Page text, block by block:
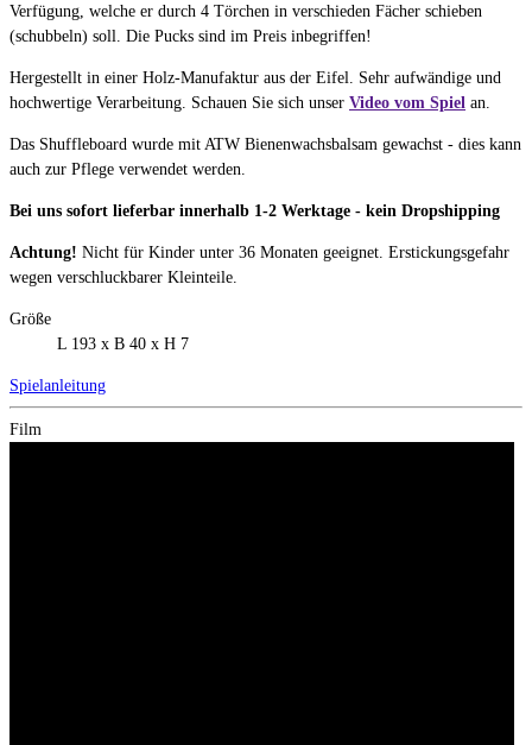
Verfügung, welche er durch 4 Törchen in verschieden Fächer schieben
(schubbeln) soll. Die Pucks sind im Preis inbegriffen!
Hergestellt in einer Holz-Manufaktur aus der Eifel. Sehr aufwändige und
hochwertige Verarbeitung. Schauen Sie sich unser Video vom Spiel an.
Das Shuffleboard wurde mit ATW Bienenwachsbalsam gewachst - dies kann
auch zur Pflege verwendet werden.
Bei uns sofort lieferbar innerhalb 1-2 Werktage - kein Dropshipping
Achtung! Nicht für Kinder unter 36 Monaten geeignet. Erstickungsgefahr
wegen verschluckbarer Kleinteile.
Größe
L 193 x B 40 x H 7
Spielanleitung
Film